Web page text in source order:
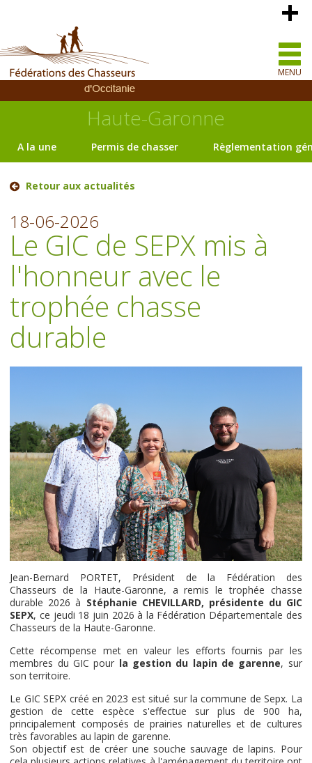
MENU
Haute-Garonne
A la une Permis de chasser Règlementation
Retour aux actualités
18-06-2026
Le GIC de SEPX mis à
l'honneur avec le
trophée chasse
durable
Jean-Bernard PORTET, Président de la Fédération des
Chasseurs de la Haute-Garonne, a remis le trophée chasse
durable 2026 à Stéphanie CHEVILLARD, présidente du GIC
SEPX, ce jeudi 18 juin 2026 à la Fédération Départementale des
Chasseurs de la Haute-Garonne.
Cette récompense met en valeur les efforts fournis par les
membres du GIC pour la gestion du lapin de garenne, sur
son territoire.
Le GIC SEPX créé en 2023 est situé sur la commune de Sepx. La
gestion de cette espèce s'effectue sur plus de 900 ha,
principalement composés de prairies naturelles et de cultures
très favorables au lapin de garenne.
Son objectif est de créer une souche sauvage de lapins. Pour